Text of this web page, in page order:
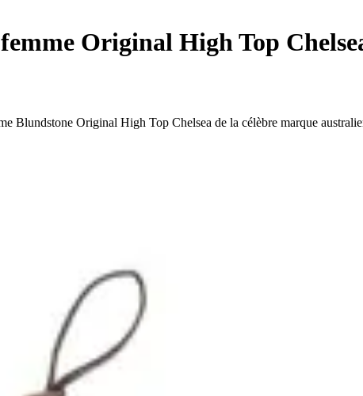
Original High Top
Blundstone Original High Top Chelsea de la célèbre marque